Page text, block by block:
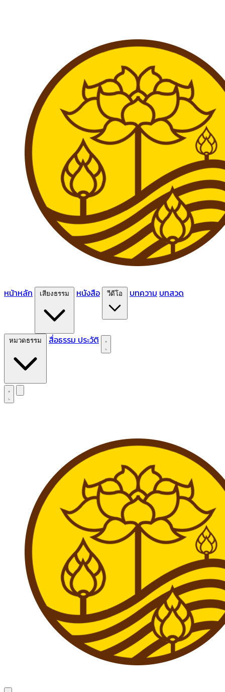
หน้าหลัก หนังสือ บทความ บทสวด
สื่อธรรม ประวัติ